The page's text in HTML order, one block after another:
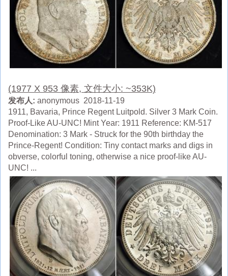
(1977 X 953 像素, 文件大小: ~353K)
发布人: anonymous 2018-11-19
1911, Bavaria, Prince Regent Luitpold. Silver 3 Mark Coin.
Proof-Like AU-UNC! Mint Year: 1911 Reference: KM-517
Denomination: 3 Mark - Struck for the 90th birthday the
Prince-Regent! Condition: Tiny contact marks and digs in
obverse, colorful toning, otherwise a nice proof-like AU-
UNC! ...